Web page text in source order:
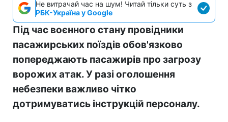
Не витрачай час на шум! Читай тільки суть з
РБК-Україна у Google
Під час воєнного стану провідники
пасажирських поїздів обов'язково
попереджають пасажирів про загрозу
ворожих атак. У разі оголошення
небезпеки важливо чітко
дотримуватись інструкцій персоналу.